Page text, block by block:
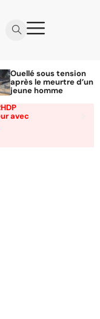
Ouellé sous tension
après le meurtre d’un
jeune homme
avec